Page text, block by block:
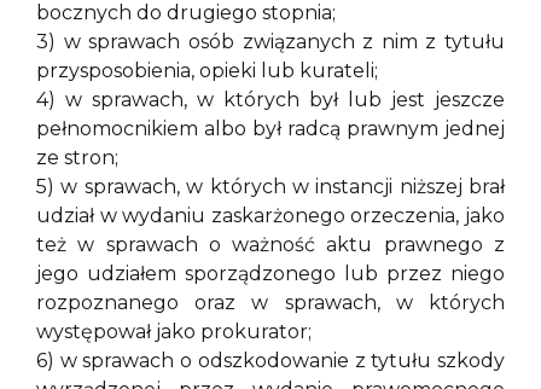
bocznych do drugiego stopnia;
3) w sprawach osób związanych z nim z tytułu
przysposobienia, opieki lub kurateli;
4) w sprawach, w których był lub jest jeszcze
pełnomocnikiem albo był radcą prawnym jednej
ze stron;
5) w sprawach, w których w instancji niższej brał
udział w wydaniu zaskarżonego orzeczenia, jako
też w sprawach o ważność aktu prawnego z
jego udziałem sporządzonego lub przez niego
rozpoznanego oraz w sprawach, w których
występował jako prokurator;
6) w sprawach o odszkodowanie z tytułu szkody